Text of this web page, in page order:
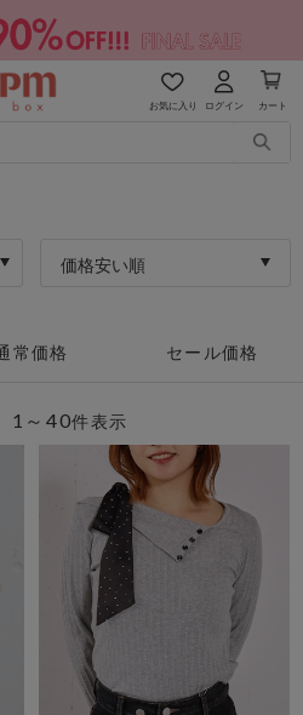
お気に入り ログイン カート
価格安い順
常価格 セール価格
1～40件表示